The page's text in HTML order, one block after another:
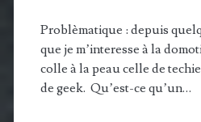
Problèmatique : depuis
que je m’interesse à la
colle à la peau celle de
de geek. Qu’est-ce qu’un…